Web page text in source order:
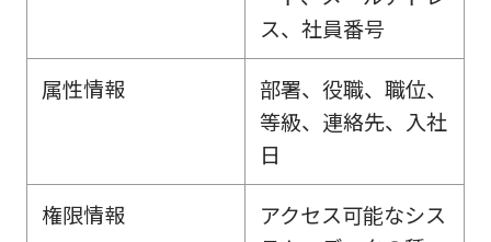
ス、社員番号
属性情報
部署、役職、職位、
等級、連絡先、入社
日
権限情報
アクセス可能なシス